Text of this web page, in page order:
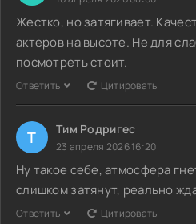
Жестко, но затягивает.
актеров на высоте. Не для
посмотреть стоит.
Ответить Цитировать
Т Тим Родригес
23 апреля 2026 16:20
Ну такое себе, атмосфера
слишком затянут, реально
Ответить Цитировать